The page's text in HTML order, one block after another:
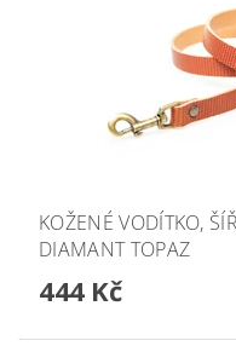
KOŽENÉ VODÍTKO,
DIAMANT TOPAZ
444 Kč